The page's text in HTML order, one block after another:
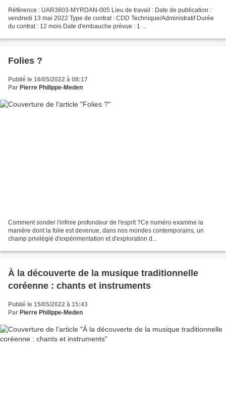
Référence : UAR3603-MYRDAN-005 Lieu de travail : Date de publication :
vendredi 13 mai 2022 Type de contrat : CDD Technique/Administratif Durée
du contrat : 12 mois Date d'embauche prévue : 1 ...
Folies ?
Publié le 16/05/2022 à 08:17
Par Pierre Philippe-Meden
Comment sonder l'infinie profondeur de l'esprit ?Ce numéro examine la
manière dont la folie est devenue, dans nos mondes contemporains, un
champ privilégié d'expérimentation et d'exploration d...
À la découverte de la musique traditionnelle
coréenne : chants et instruments
Publié le 15/05/2022 à 15:43
Par Pierre Philippe-Meden